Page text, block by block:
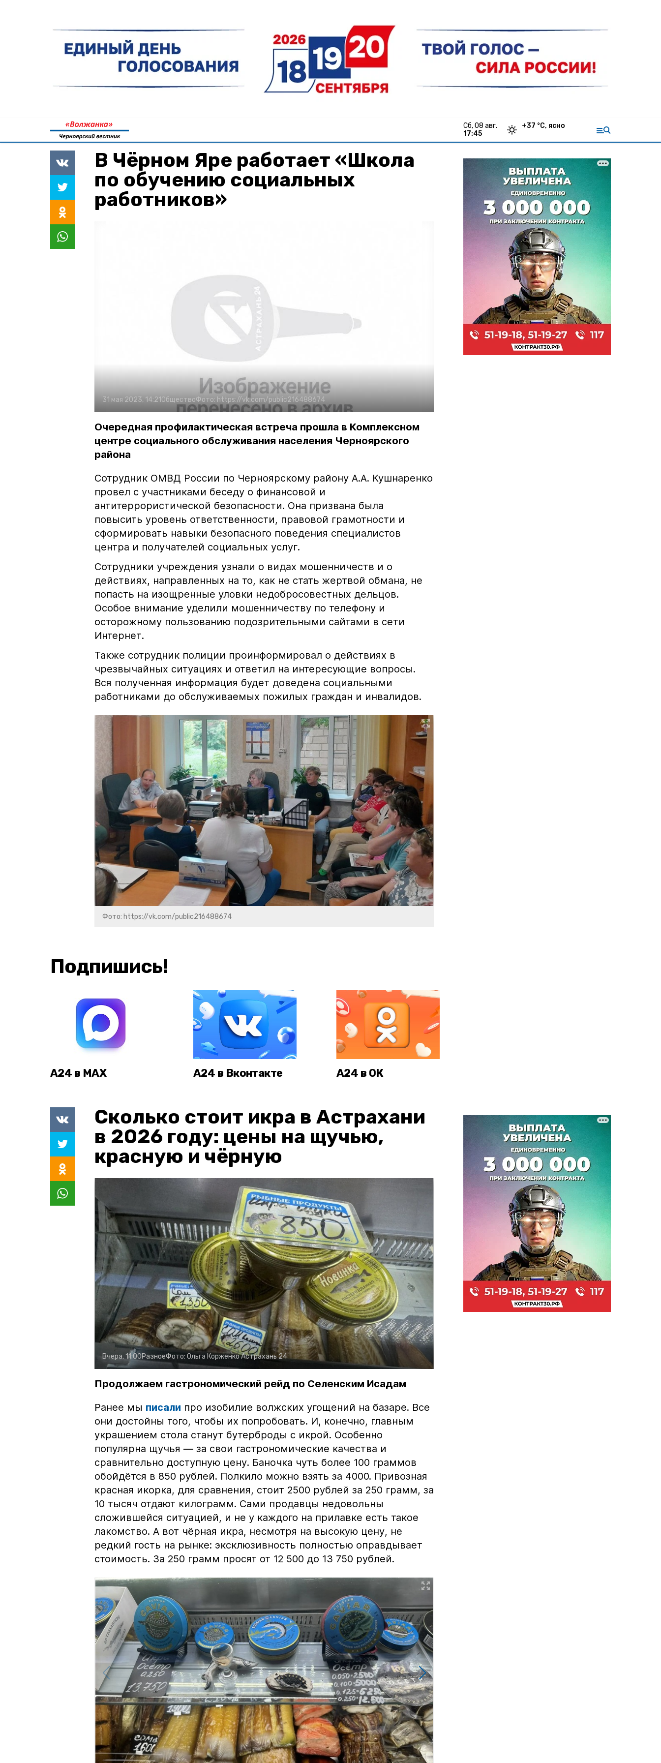
сб, 08 авг.
17:45
+37 °С, ясно
В Чёрном Яре работает «Школа
по обучению социальных
работников»
31 мая 2023, 14:21ОбществоФото: https://vk.com/public216488674
Очередная профилактическая встреча прошла в Комплексном
центре социального обслуживания населения Черноярского
района
Сотрудник ОМВД России по Черноярскому району А.А. Кушнаренко
провел с участниками беседу о финансовой и
антитеррористической безопасности. Она призвана была
повысить уровень ответственности, правовой грамотности и
сформировать навыки безопасного поведения специалистов
центра и получателей социальных услуг.
Сотрудники учреждения узнали о видах мошенничеств и о
действиях, направленных на то, как не стать жертвой обмана, не
попасть на изощренные уловки недобросовестных дельцов.
Особое внимание уделили мошенничеству по телефону и
осторожному пользованию подозрительными сайтами в сети
Интернет.
Также сотрудник полиции проинформировал о действиях в
чрезвычайных ситуациях и ответил на интересующие вопросы.
Вся полученная информация будет доведена социальными
работниками до обслуживаемых пожилых граждан и инвалидов.
Фото: https://vk.com/public216488674
Подпишись!
А24 в MAX А24 в Вконтакте А24 в ОК
Сколько стоит икра в Астрахани
в 2026 году: цены на щучью,
красную и чёрную
Вчера, 11:00РазноеФото: Ольга КорженкоАстрахань 24
Продолжаем гастрономический рейд по Селенским Исадам
Ранее мы писали про изобилие волжских угощений на базаре. Все
они достойны того, чтобы их попробовать. И, конечно, главным
украшением стола станут бутерброды с икрой. Особенно
популярна щучья — за свои гастрономические качества и
сравнительно доступную цену. Баночка чуть более 100 граммов
обойдётся в 850 рублей. Полкило можно взять за 4000. Привозная
красная икорка, для сравнения, стоит 2500 рублей за 250 грамм, за
10 тысяч отдают килограмм. Сами продавцы недовольны
сложившейся ситуацией, и не у каждого на прилавке есть такое
лакомство. А вот чёрная икра, несмотря на высокую цену, не
редкий гость на рынке: эксклюзивность полностью оправдывает
стоимость. За 250 грамм просят от 12 500 до 13 750 рублей.